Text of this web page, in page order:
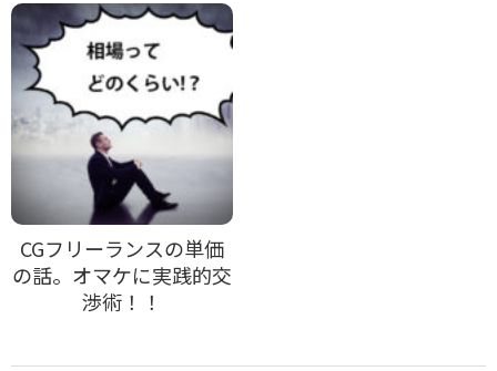
CGフリーランスの単価
の話。オマケに実践的交
渉術！！